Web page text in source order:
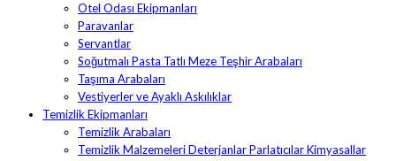
Otel Odası Ekipmanları
Paravanlar
Servantlar
Soğutmalı Pasta Tatlı Meze Teşhir Arabaları
Taşıma Arabaları
Vestiyerler ve Ayaklı Askılıklar
Temizlik Ekipmanları
Temizlik Arabaları
Temizlik Malzemeleri Deterjanlar Parlatıcılar Kimyasallar